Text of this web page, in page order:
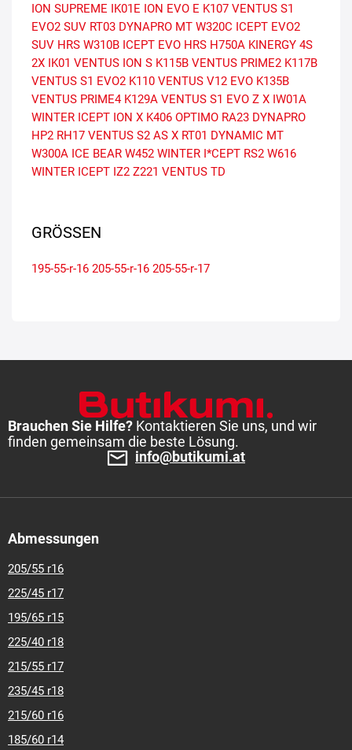
ION SUPREME IK01E ION EVO E K107 VENTUS S1
EVO2 SUV RT03 DYNAPRO MT W320C ICEPT EVO2
SUV HRS W310B ICEPT EVO HRS H750A KINERGY 4S
2X IK01 VENTUS ION S K115B VENTUS PRIME2 K117B
VENTUS S1 EVO2 K110 VENTUS V12 EVO K135B
VENTUS PRIME4 K129A VENTUS S1 EVO Z X IW01A
WINTER ICEPT ION X K406 OPTIMO RA23 DYNAPRO
HP2 RH17 VENTUS S2 AS X RT01 DYNAMIC MT
W300A ICE BEAR W452 WINTER I*CEPT RS2 W616
WINTER ICEPT IZ2 Z221 VENTUS TD
GRÖSSEN
195-55-r-16 205-55-r-16 205-55-r-17
Brauchen Sie Hilfe? Kontaktieren Sie uns, und wir
finden gemeinsam die beste Lösung.
info@butikumi.at
Abmessungen
205/55 r16
225/45 r17
195/65 r15
225/40 r18
215/55 r17
235/45 r18
215/60 r16
185/60 r14